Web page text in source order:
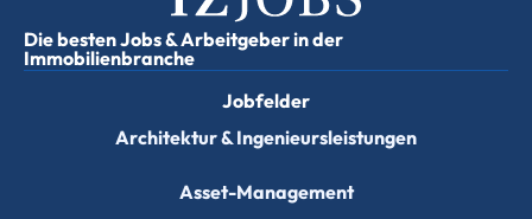
Die besten Jobs & Arbeitgeber in der
Immobilienbranche
Jobfelder
Architektur & Ingenieursleistungen
Asset-Management